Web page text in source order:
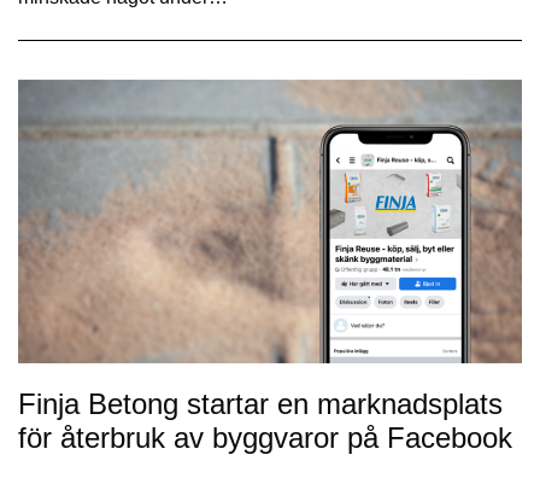
Finja Betong startar en marknadsplats
för återbruk av byggvaror på Facebook